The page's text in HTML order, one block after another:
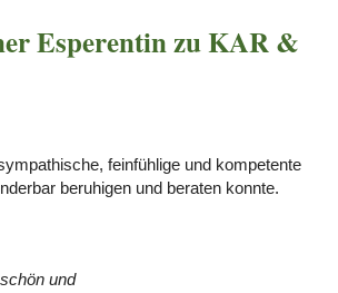
Esperentin zu KAR &
feinfühlige und kompetente
beruhigen und beraten konnte.
und